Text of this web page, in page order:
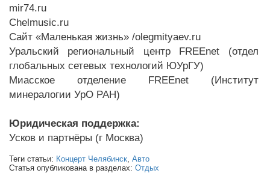
mir74.ru
Chelmusic.ru
Сайт «Маленькая жизнь» /olegmityaev.ru
Уральский региональный центр FREEnet (отдел
глобальных сетевых технологий ЮУрГУ)
Миасское отделение FREEnet (Институт
минералогии УрО РАН)
Юридическая поддержка:
Усков и партнёры (г Москва)
Теги статьи: Концерт Челябинск Авто
Статья опубликована в разделах: Отдых